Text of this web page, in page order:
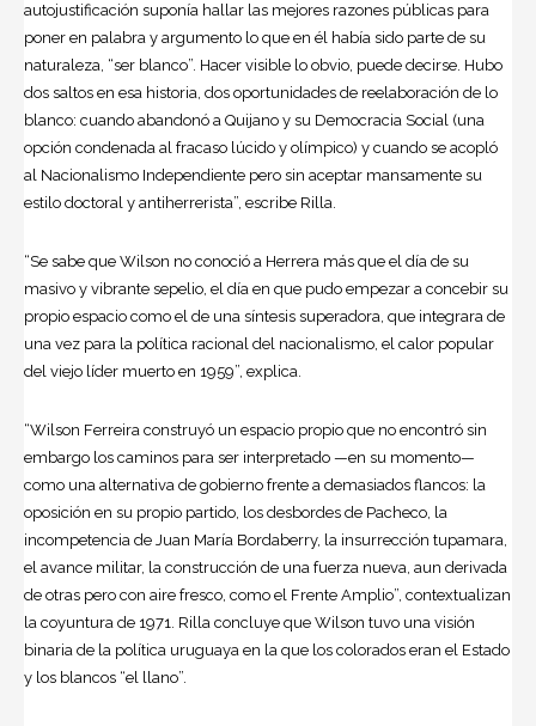
autojustificación suponía hallar las mejores razones públicas para
poner en palabra y argumento lo que en él había sido parte de su
naturaleza, “ser blanco”. Hacer visible lo obvio, puede decirse. Hubo
dos saltos en esa historia, dos oportunidades de reelaboración de lo
blanco: cuando abandonó a Quijano y su Democracia Social (una
opción condenada al fracaso lúcido y olímpico) y cuando se acopló
al Nacionalismo Independiente pero sin aceptar mansamente su
estilo doctoral y antiherrerista”, escribe Rilla.
“Se sabe que Wilson no conoció a Herrera más que el día de su
masivo y vibrante sepelio, el día en que pudo empezar a concebir su
propio espacio como el de una síntesis superadora, que integrara de
una vez para la política racional del nacionalismo, el calor popular
del viejo líder muerto en 1959”, explica.
“Wilson Ferreira construyó un espacio propio que no encontró sin
embargo los caminos para ser interpretado —en su momento—
como una alternativa de gobierno frente a demasiados flancos: la
oposición en su propio partido, los desbordes de Pacheco, la
incompetencia de Juan María Bordaberry, la insurrección tupamara,
el avance militar, la construcción de una fuerza nueva, aun derivada
de otras pero con aire fresco, como el Frente Amplio”, contextualizan
la coyuntura de 1971. Rilla concluye que Wilson tuvo una visión
binaria de la política uruguaya en la que los colorados eran el Estado
y los blancos “el llano”.